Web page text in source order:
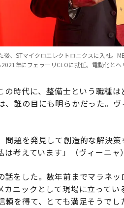
、STマイクロエレクトロニクスに入社。
年にフェラーリCEOに就任。電動化とヘ
時代に、整備士という職種
、誰の目にも明らかだった。
問題を発見して創造的な解決
考えています」（ヴィーニャ）
をした。数年前までマラネ
ニックとして現場に立って
を得て、とても満足そうでし